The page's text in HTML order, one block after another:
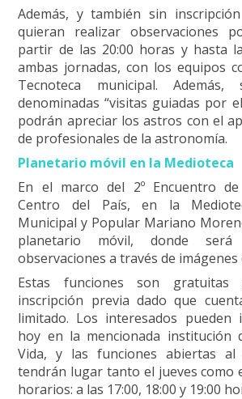
Además, y también sin
quieran realizar observaciones
partir de las 20:00 horas y hasta
ambas jornadas, con los equipos
Tecnoteca municipal.
denominadas “visitas guiadas por
podrán apreciar los astros con el
de profesionales de laastronomía.
Planetario móvil en la Medioteca
En el marco del 2º Encuentro
Centro del País, en la
Municipal y Popular Mariano
planetario móvil, donde será
observaciones a través de imágenes
Estas funciones son gratuitas
inscripción previa dado que
limitado. Los interesados pueden
hoy en la mencionada institución
Vida, y las funciones abiertas al
tendrán lugar tanto el jueves como
horarios: a las 17:00, 18:00 y 19:00